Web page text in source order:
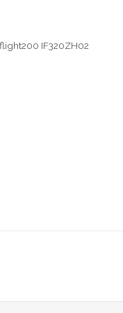
IF320ZH02